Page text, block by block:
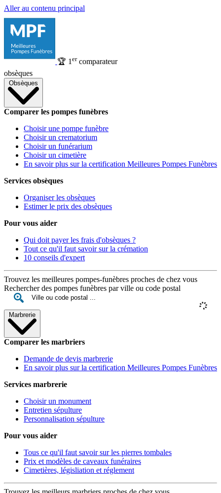
Aller au contenu principal
🏆 1 ercomparateur
obsèques
Obsèques
Comparer les pompes funèbres
Choisir une pompe funèbre
Choisir un crematorium
Choisir un funérarium
Choisir un cimetière
En savoir plus sur la certification Meilleures Pompes Funèbres
Services obsèques
Organiser les obsèques
Estimer le prix des obsèques
Pour vous aider
Qui doit payer les frais d'obsèques ?
Tout ce qu'il faut savoir sur la crémation
10 conseils d'expert
Trouvez les meilleures pompes-funèbres proches de chez vous
Rechercher des pompes funèbres par ville ou code postal
Marbrerie
Comparer les marbriers
Demande de devis marbrerie
En savoir plus sur la certification Meilleures Pompes Funèbres
Services marbrerie
Choisir un monument
Entretien sépulture
Personnalisation sépulture
Pour vous aider
Tous ce qu'il faut savoir sur les pierres tombales
Prix et modèles de caveaux funéraires
Cimetières, législiation et réglement